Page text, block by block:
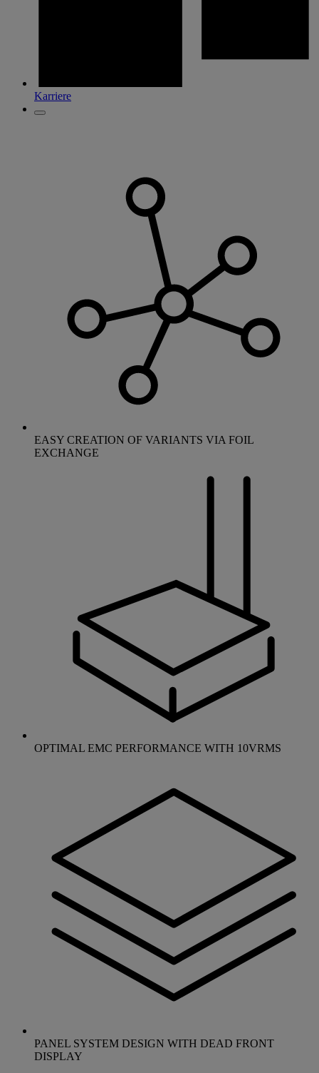
Karriere
EASY CREATION OF VARIANTS VIA FOIL
EXCHANGE
OPTIMAL EMC PERFORMANCE WITH 10VRMS
PANEL SYSTEM DESIGN WITH DEAD FRONT
DISPLAY